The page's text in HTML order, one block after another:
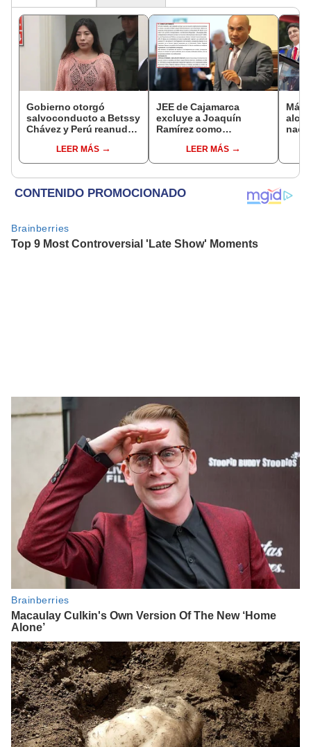
Gobierno otorgó
salvoconducto a Betssy
Chávez y Perú reanuda
con MéxicoLEER MÁS
JEE de Cajamarca
excluye a Joaquín
Ramírez como
regional por ocultar
sentencia
LEER MÁS
Más